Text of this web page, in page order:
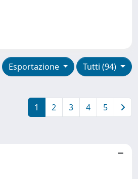
Tutti (94)
Esportazione
1 2 3 4 5